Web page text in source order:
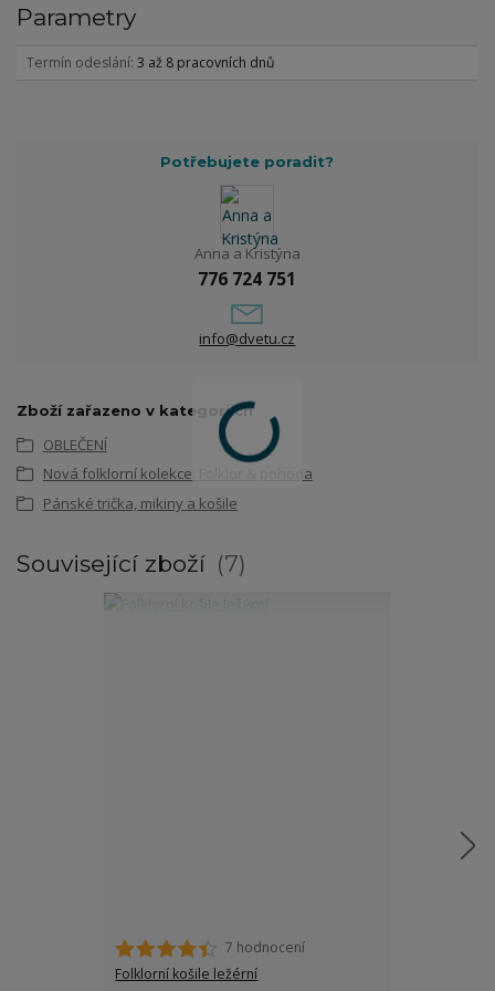
Parametry
Termín odeslání 3 až 8 pracovních dnů
Potřebujete poradit?
Anna a Kristýna
776 724 751
info@dvetu.cz
Zboží zařazeno v kategoriích
OBLEČENÍ
Nová folklorní kolekce: Folklor & pohoda
Pánské trička, mikiny a košile
Související zboží 7
7 hodnocení
Folklorní košile ležérní